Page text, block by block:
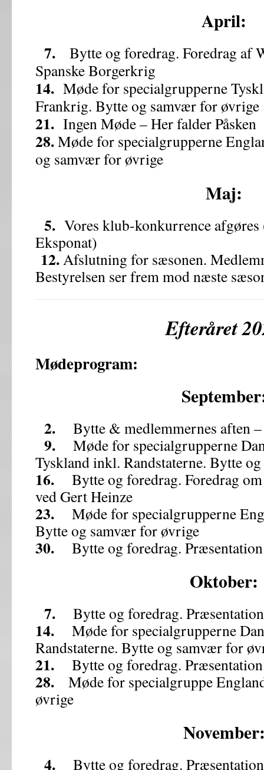
April:
7. Bytte og foredrag. Foredrag af
Spanske Borgerkrig
14. Møde for specialgrupperne
Frankrig. Bytte og samvær for øvrige
21. Ingen Møde – Her falder Påsken
28.Møde for specialgrupperne
og samvær for øvrige
Maj:
5. Vores klub-konkurrence
Eksponat)
12.Afslutning for sæsonen.
Bestyrelsen ser frem mod næste
Efteråret
Mødeprogram:
2. Bytte & medlemmernes aften –
9. Møde for specialgrupperne
Tyskland inkl. Randstaterne. Bytte
16. Bytte og foredrag. Foredrag
ved Gert Heinze
23. Møde for specialgrupperne
Bytte og samvær for øvrige
30. Bytte og foredrag.
Oktober:
7. Bytte og foredrag.
14. Møde for specialgrupperne
Randstaterne. Bytte og samvær for
21. Bytte og foredrag.
28.
Møde for specialgruppe
øvrige
4. Bytte og foredrag.